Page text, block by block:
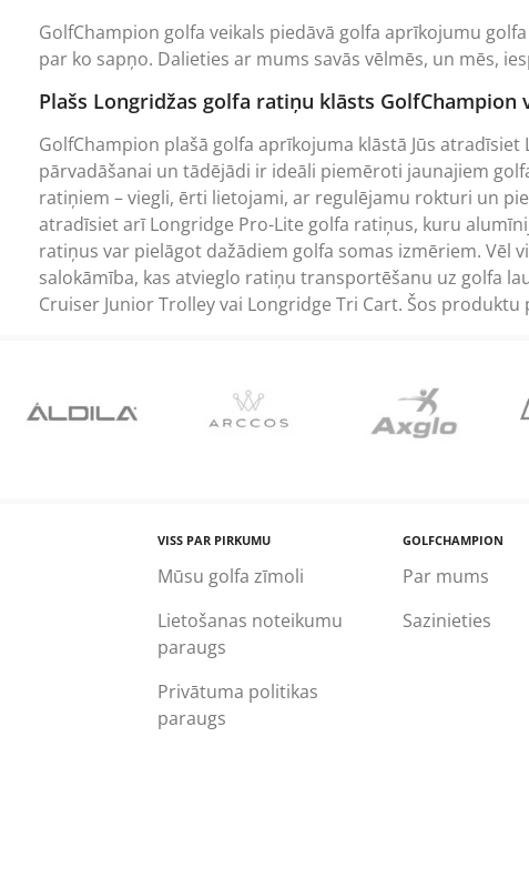
GolfChampion golfa veikals piedāvā golfa aprīkojumu
par ko sapņo. Dalieties ar mums savās vēlmēs, un mēs,
Plašs Longridžas golfa ratiņu klāsts GolfChampion
GolfChampion plašā golfa aprīkojuma klāstā Jūs atradīsiet
pārvadāšanai un tādējādi ir ideāli piemēroti jaunajiem
ratiņiem – viegli, ērti lietojami, ar regulējamu rokturi un
atradīsiet arī Longridge Pro-Lite golfa ratiņus, kuru
ratiņus var pielāgot dažādiem golfa somas izmēriem. Vēl
salokāmība, kas atvieglo ratiņu transportēšanu uz golfa
Cruiser Junior Trolley vai Longridge Tri Cart. Šos
VISS PAR PIRKUMU
Mūsu golfa zīmoli
Lietošanas noteikumu
paraugs
Privātuma politikas
paraugs
GOLFCHAMPION
Par mums
Sazinieties